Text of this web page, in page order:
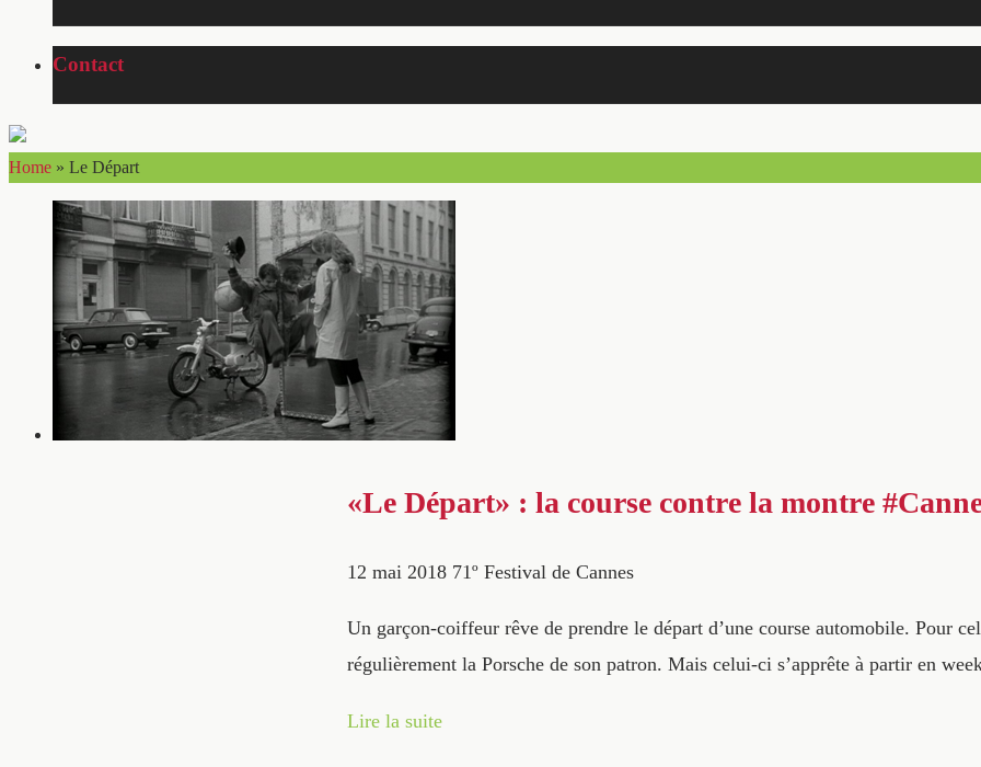
Contact
Home » Le Départ
«Le Départ» : la course contre la montre
12 mai 2018 71º Festival de Cannes
Un garçon-coiffeur rêve de prendre le départ d’une course automobile. Pour
régulièrement la Porsche de son patron. Mais celui-ci s’apprête à partir en
Lire la suite